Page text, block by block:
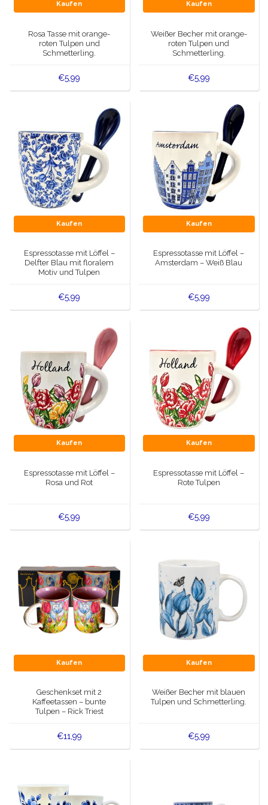
Grüße & Postkarten
Stecknadeln - Stecknadeln
Wandteller - Bunt und Delfter Blau
Salz-und Pfefferstreuer
Spielkarten
Delfter blaue Modeartikel
Kaufen
Rosa Tasse mit orange-
roten Tulpen und
Schmetterling.
€5,99
Kaufen
Weißer Becher mit orange-
roten Tulpen und
Schmetterling.
€5,99
Kaufen
Espressotasse mit Löffel –
Delfter Blau mit floralem
Motiv und Tulpen
€5,99
Kaufen
Espressotasse mit Löffel –
Amsterdam – Weiß Blau
€5,99
Kaufen
Espressotasse mit Löffel –
Rosa und Rot
€5,99
Kaufen
Espressotasse mit Löffel –
Rote Tulpen
€5,99
Kaufen
Geschenkset mit 2
Kaffeetassen – bunte
Tulpen – Rick Triest
€11,99
Kaufen
Weißer Becher mit blauen
Tulpen und Schmetterling.
€5,99